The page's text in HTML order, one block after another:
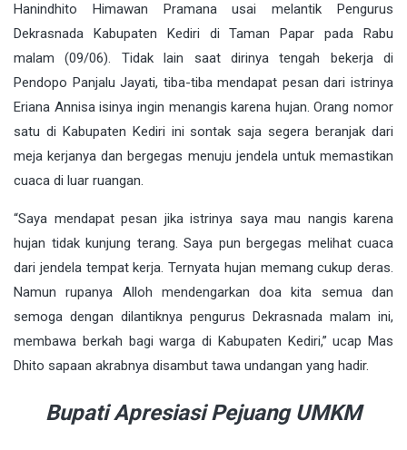
Hanindhito Himawan Pramana usai melantik Pengurus
Dekrasnada Kabupaten Kediri di Taman Papar pada Rabu
malam (09/06). Tidak lain saat dirinya tengah bekerja di
Pendopo Panjalu Jayati, tiba-tiba mendapat pesan dari istrinya
Eriana Annisa isinya ingin menangis karena hujan. Orang nomor
satu di Kabupaten Kediri ini sontak saja segera beranjak dari
meja kerjanya dan bergegas menuju jendela untuk memastikan
cuaca di luar ruangan.
“Saya mendapat pesan jika istrinya saya mau nangis karena
hujan tidak kunjung terang. Saya pun bergegas melihat cuaca
dari jendela tempat kerja. Ternyata hujan memang cukup deras.
Namun rupanya Alloh mendengarkan doa kita semua dan
semoga dengan dilantiknya pengurus Dekrasnada malam ini,
membawa berkah bagi warga di Kabupaten Kediri,” ucap Mas
Dhito sapaan akrabnya disambut tawa undangan yang hadir.
Bupati Apresiasi Pejuang UMKM